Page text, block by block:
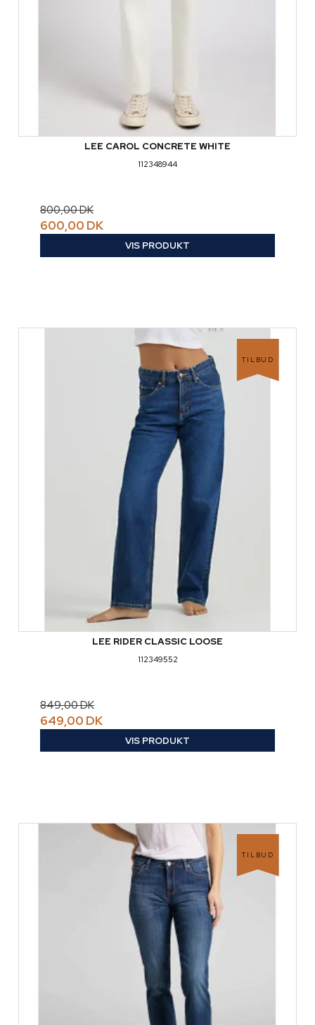
LEE CAROL CONCRETE WHITE
112348944
800,00 DK
600,00 DK
VIS PRODUKT
TILBUD
LEE RIDER CLASSIC LOOSE
112349552
849,00 DK
649,00 DK
VIS PRODUKT
TILBUD